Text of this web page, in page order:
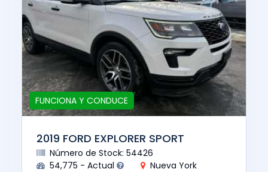
FUNCIONA Y CONDUCE
2019 FORD EXPLORER SPORT
Número de Stock: 54426
54,775 - Actual
Nueva York